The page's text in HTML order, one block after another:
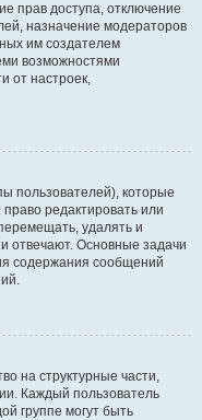
прав доступа, отключение
назначение модераторов
им создателем
возможностями
от настроек,
пользователей), которые
редактировать или
удалять и
отвечают. Основные задачи
содержания сообщений
на структурные части,
Каждый пользователь
группе могут быть